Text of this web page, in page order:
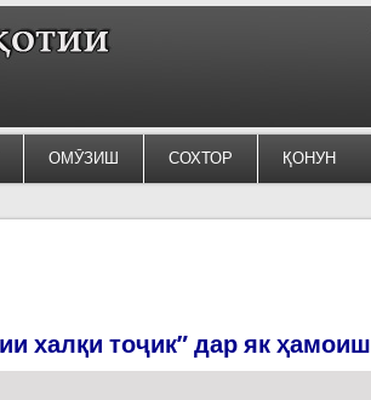
ОМӮЗИШ СОХТОР ҚОНУН
халқи тоҷик” дар як ҳамоиш